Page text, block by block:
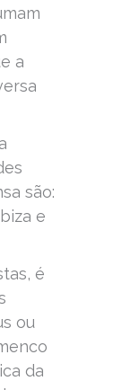
a
são:
e
é
ou
da